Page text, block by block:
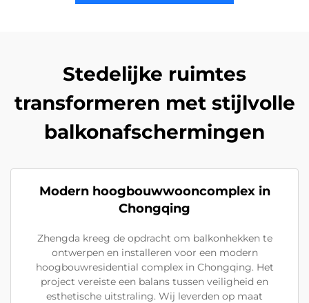
Stedelijke ruimtes
transformeren met stijlvolle
balkonafschermingen
Modern hoogbouwwooncomplex in
Chongqing
Zhengda kreeg de opdracht om balkonhekken te
ontwerpen en installeren voor een modern
hoogbouwresidential complex in Chongqing. Het
project vereiste een balans tussen veiligheid en
esthetische uitstraling. Wij leverden op maat